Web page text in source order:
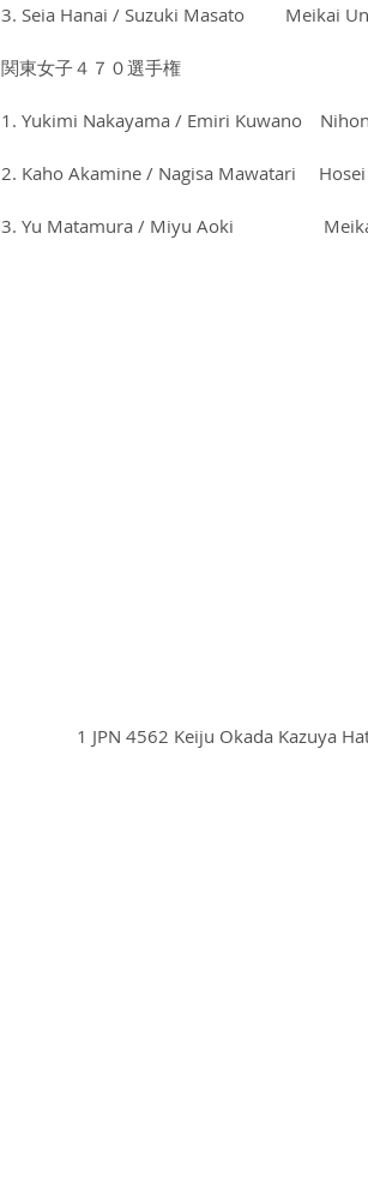
3. Seia Hanai / Suzuki Masato　　 Meikai
関東女子４７０選手権
1. Yukimi Nakayama / Emiri Kuwano　
2. Kaho Akamine / Nagisa Mawatari 　
3. Yu Matamura / Miyu Aoki　　　　　
1 JPN 4562 Keiju Okada Kazuya